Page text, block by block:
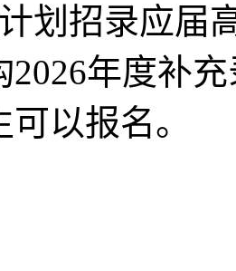
划招录应届
2026年度补
以报名。